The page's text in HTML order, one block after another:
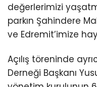
değerlerimizi
parkın Şahindere
ve Edremit’imize
Açılış töreninde
Derneği Başkanı